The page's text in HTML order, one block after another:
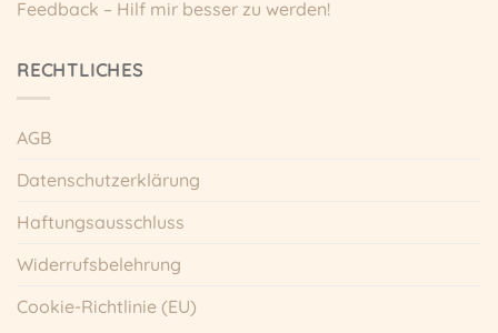
Feedback – Hilf mir besser zu werden!
RECHTLICHES
AGB
Datenschutzerklärung
Haftungsausschluss
Widerrufsbelehrung
Cookie-Richtlinie (EU)